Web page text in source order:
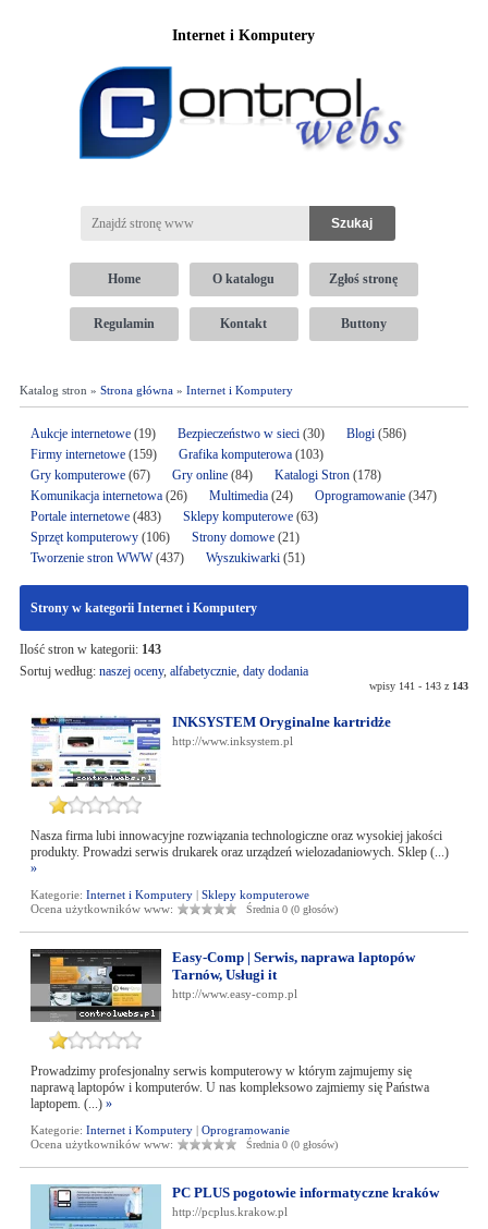
Internet i Komputery
Home O katalogu Zgłoś stronę
Regulamin Kontakt Buttony
Katalog stron » Strona główna» Internet i Komputery
Aukcje internetowe(19) Bezpieczeństwo w sieci(30) Blogi(586)
Firmy internetowe(159) Grafika komputerowa(103)
Gry komputerowe(67) Gry online(84) Katalogi Stron(178)
Komunikacja internetowa(26) Multimedia(24) Oprogramowanie(347)
Portale internetowe(483) Sklepy komputerowe(63)
Sprzęt komputerowy(106) Strony domowe(21)
Tworzenie stron WWW(437) Wyszukiwarki(51)
Strony w kategorii Internet i Komputery
Ilość stron w kategorii: 143
Sortuj według: naszej oceny, alfabetycznie, daty dodania
wpisy 141 - 143 z 143
INKSYSTEM Oryginalne kartridże
http://www.inksystem.pl
Nasza firma lubi innowacyjne rozwiązania technologiczne oraz wysokiej jakości
produkty. Prowadzi serwis drukarek oraz urządzeń wielozadaniowych. Sklep (...)
»
Kategorie: Internet i Komputery| Sklepy komputerowe
Ocena użytkowników www:
Średnia 0 (0 głosów)
Easy-Comp | Serwis, naprawa laptopów
Tarnów, Usługi it
http://www.easy-comp.pl
Prowadzimy profesjonalny serwis komputerowy w którym zajmujemy się
naprawą laptopów i komputerów. U nas kompleksowo zajmiemy się Państwa
laptopem. (...) »
Kategorie: Internet i Komputery| Oprogramowanie
Ocena użytkowników www:
Średnia 0 (0 głosów)
PC PLUS pogotowie informatyczne kraków
http://pcplus.krakow.pl